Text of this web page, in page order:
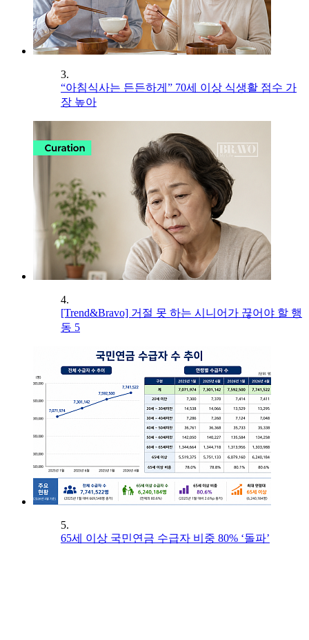
3.
“아침식사는 든든하게” 70세 이상 식생활 점수 가
장 높아
4.
[Trend&Bravo] 거절 못 하는 시니어가 끊어야 할 행
동 5
5.
65세 이상 국민연금 수급자 비중 80% ‘돌파’